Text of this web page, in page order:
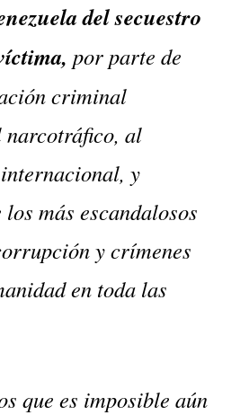
del secuestro
por parte de
criminal
narcotráfico, al
y
más escandalosos
y crímenes
en toda las
que es imposible aún